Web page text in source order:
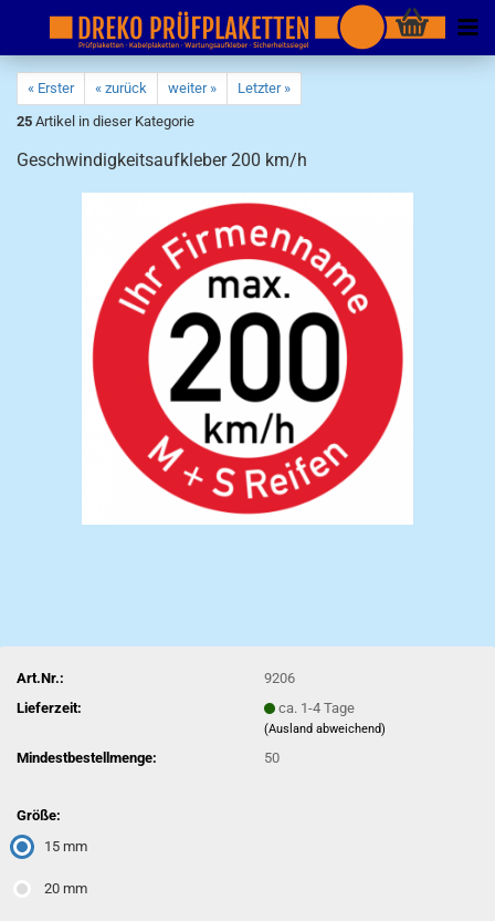
« Erster « zurück weiter »
Letzter »
25 Artikel in dieser Kategorie
Geschwindigkeitsaufkleber 200 km/h
Art.Nr.:
9206
Lieferzeit:
ca. 1-4 Tage
(Ausland abweichend)
Mindestbestellmenge: 50
Größe:
15 mm
20 mm